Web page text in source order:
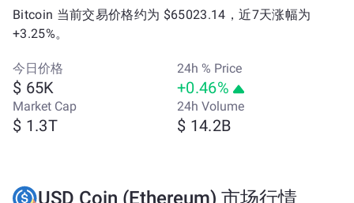
Bitcoin 当前交易价格约为 $65023.14，近7天涨幅为
+3.25%。
今日价格
$ 65K
24h % Price
+0.46%
Market Cap
$ 1.3T
24h Volume
$ 14.2B
USD Coin (Ethereum) 市场行情